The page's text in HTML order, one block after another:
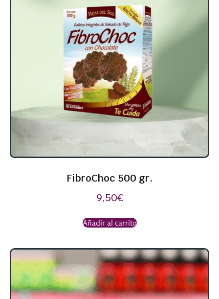
FibroChoc 500 gr.
9,50€
Añadir al carrito